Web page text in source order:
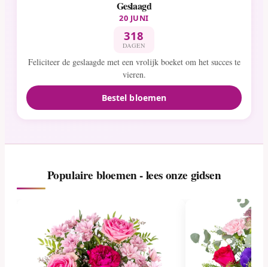
Geslaagd
20 JUNI
318
DAGEN
Feliciteer de geslaagde met een vrolijk boeket om het succes te
vieren.
Bestel bloemen
Populaire bloemen - lees onze gidsen